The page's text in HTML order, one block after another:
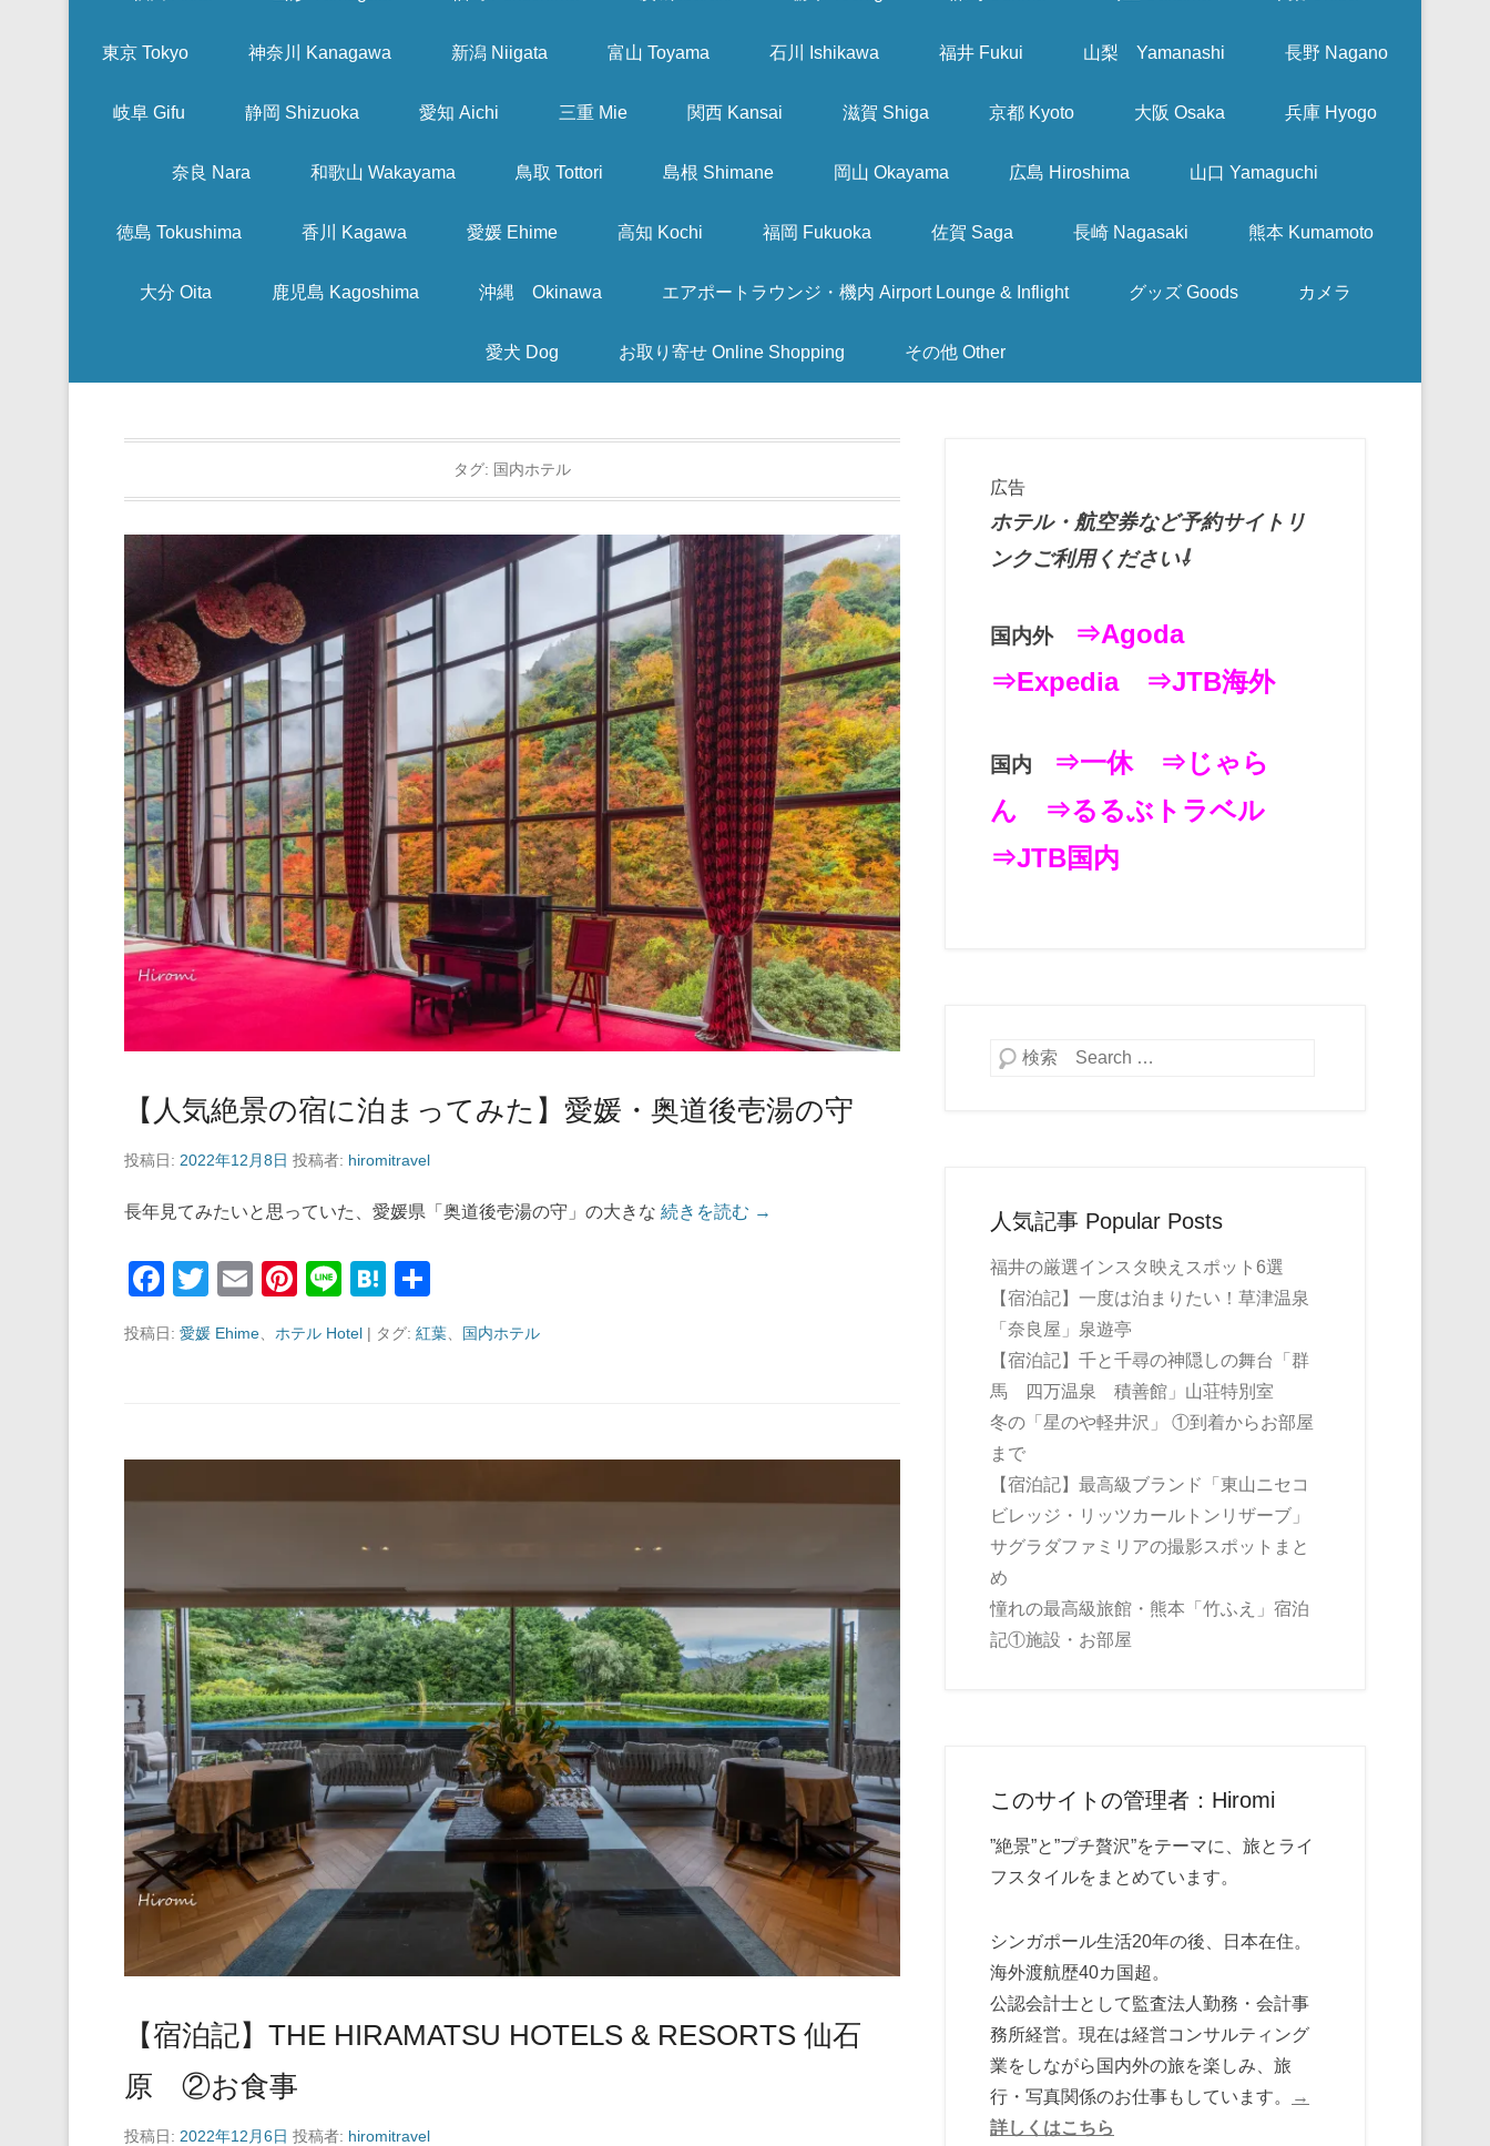
東京 Tokyo 神奈川 Kanagawa 新潟 Niigata 富山 Toyama 石川 Ishikawa 福井 Fukui 山梨 Yamanashi 長野 Nagano
岐阜 Gifu 静岡 Shizuoka 愛知 Aichi 三重 Mie 関西 Kansai 滋賀 Shiga 京都 Kyoto 大阪 Osaka 兵庫 Hyogo
奈良 Nara 和歌山 Wakayama 鳥取 Tottori 島根 Shimane 岡山 Okayama 広島 Hiroshima 山口 Yamaguchi
徳島 Tokushima 香川 Kagawa 愛媛 Ehime 高知 Kochi 福岡 Fukuoka 佐賀 Saga 長崎 Nagasaki 熊本 Kumamoto
大分 Oita 鹿児島 Kagoshima 沖縄 Okinawa エアポートラウンジ・機内 Airport Lounge & Inflight グッズ Goods カメラ
愛犬 Dog お取り寄せ Online Shopping その他 Other
タグ: 国内ホテル
【人気絶景の宿に泊まってみた】愛媛・奥道後壱湯の守
投稿日: 2022年12月8日 投稿者: hiromitravel
長年見てみたいと思っていた、愛媛県「奥道後壱湯の守」の大きな 続きを読む →
F
c
o
o
T
tt
E
ail
Pi
er
Li
e
H
e
投稿日: 愛媛 Ehime ホテル Hotel | タグ: 紅葉 国内ホテル
【宿泊記】THE HIRAMATSU HOTELS & RESORTS 仙石
原 ②お食事
投稿日: 2022年12月6日 投稿者: hiromitravel
広告
ホテル・航空券など予約サイトリ
ンクご利用ください⇩
国内外
⇒Agoda
⇒Expedia
⇒JTB海外
国内 ⇒一休
⇒じゃら
ん
⇒るるぶトラベル
⇒JTB国内
検索
人気記事 Popular Posts
福井の厳選インスタ映えスポット6選
【宿泊記】一度は泊まりたい！草津温泉
「奈良屋」泉遊亭
【宿泊記】千と千尋の神隠しの舞台「群
馬 四万温泉 積善館」山荘特別室
冬の「星のや軽井沢」 ①到着からお部屋
まで
【宿泊記】最高級ブランド「東山ニセコ
ビレッジ・リッツカールトンリザーブ」
サグラダファミリアの撮影スポットまと
め
憧れの最高級旅館・熊本「竹ふえ」宿泊
記①施設・お部屋
このサイトの管理者：Hiromi
”絶景”と”プチ贅沢”をテーマに、旅とライ
フスタイルをまとめています。
シンガポール生活20年の後、日本在住。
海外渡航歴40カ国超。
公認会計士として監査法人勤務・会計事
務所経営。現在は経営コンサルティング
業をしながら国内外の旅を楽しみ、旅
行・写真関係のお仕事もしています。
→
詳しくはこちら